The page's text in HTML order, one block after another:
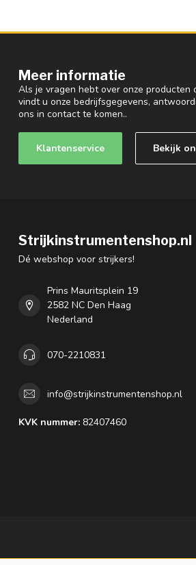
Meer informatie
Als je vragen hebt over onze producten
vindt u onze bedrijfsgegevens,
ons in contact te komen..
Klantenservice Bekijk
Strijkinstrumentenshop.nl
Dé webshop voor strijkers!
Prins Mauritsplein 19
2582 NC Den Haag
Nederland
070-2210831
info@strijkinstrumentenshop.nl
KVK nummer: 82407460